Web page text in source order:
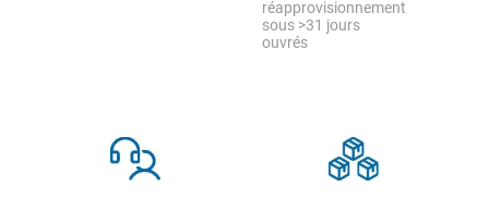
réapprovisionnement
sous >31 jours
ouvrés